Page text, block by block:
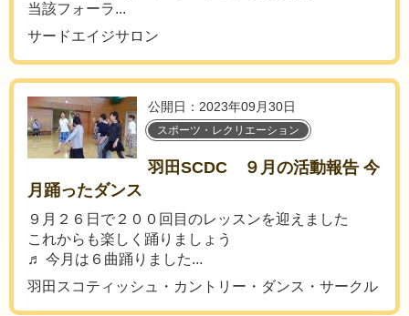
当該フォーラ...
サードエイジサロン
公開日：2023年09月30日
スポーツ・レクリエーション
羽田SCDC ９月の活動報告 今
月踊ったダンス
９月２６日で２００回目のレッスンを迎えました
これからも楽しく踊りましょう
♬ 今月は６曲踊りました...
羽田スコティッシュ・カントリー・ダンス・サークル